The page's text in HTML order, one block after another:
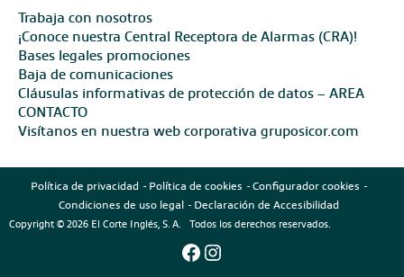
Trabaja con nosotros
¡Conoce nuestra Central Receptora de Alarmas (CRA)!
Bases legales promociones
Baja de comunicaciones
Cláusulas informativas de protección de datos – AREA
CONTACTO
Visítanos en nuestra web corporativa gruposicor.com
Política de privacidad Política de cookies
Configurador cookies
Condiciones de uso legal
Declaración de Accesibilidad
Copyright © 2026 El Corte Inglés, S. A. Todos los derechos reservados.